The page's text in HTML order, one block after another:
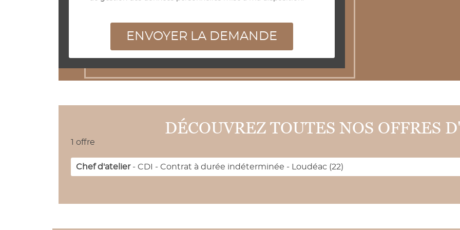
ENVOYER LA DEMANDE
DÉCOUVREZ TOUTES NOS OFFRES
1 offre
Chef d'atelier- CDI - Contrat à durée indéterminée - Loudéac (22)